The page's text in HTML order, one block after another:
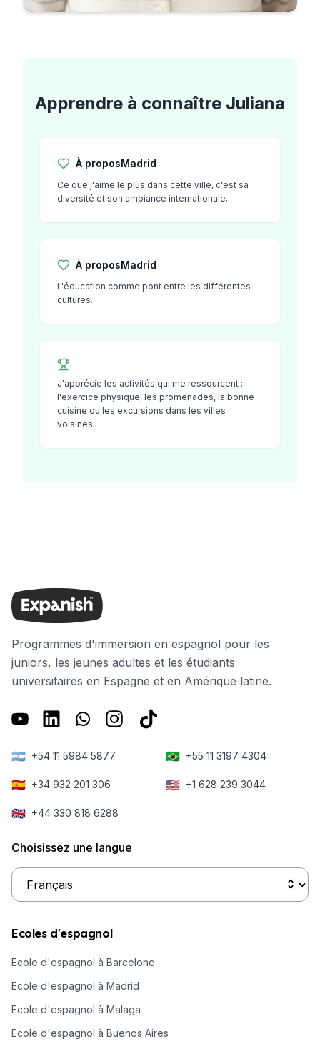
Apprendre à connaître Juliana
À proposMadrid
Ce que j'aime le plus dans cette ville, c'est sa
diversité et son ambiance internationale.
À proposMadrid
L'éducation comme pont entre les différentes
cultures.
J'apprécie les activités qui me ressourcent :
l'exercice physique, les promenades, la bonne
cuisine ou les excursions dans les villes
voisines.
Programmes d'immersion en espagnol pour les
juniors, les jeunes adultes et les étudiants
universitaires en Espagne et en Amérique latine.
🇦🇷 +54 11 5984 5877 🇧🇷 +55 11 3197 4304
🇪🇸 +34 932 201 306 🇺🇸 +1 628 239 3044
🇬🇧 +44 330 818 6288
Choisissez une langue
Ecoles d'espagnol
Ecole d'espagnol à Barcelone
Ecole d'espagnol à Madrid
Ecole d'espagnol à Malaga
Ecole d'espagnol à Buenos Aires